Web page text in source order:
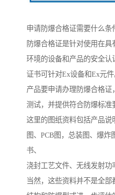
申请防爆合格证需要什么条
防爆合格证是针对使用在
环境的设备和产品的安全认
证书可针对Ex设备和Ex元件
产品要申请办理防爆合格
测试，并提供符合防爆标准
这里的图纸资料包括产品
图、PCB图，总装图、爆
书、
浇封工艺文件、无线发射功
当然，这些资料并不是全